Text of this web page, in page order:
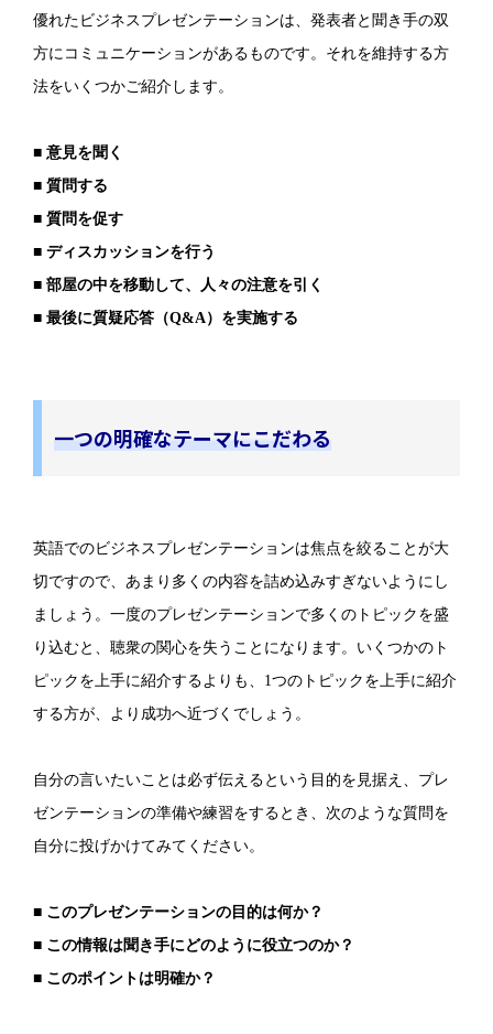
優れたビジネスプレゼンテーションは、発表者と聞き手の双
方にコミュニケーションがあるものです。それを維持する方
法をいくつかご紹介します。
■ 意見を聞く
■ 質問する
■ 質問を促す
■ ディスカッションを行う
■ 部屋の中を移動して、人々の注意を引く
■ 最後に質疑応答（Q&A）を実施する
一つの明確なテーマにこだわる
英語でのビジネスプレゼンテーションは焦点を絞ることが大
切ですので、あまり多くの内容を詰め込みすぎないようにし
ましょう。一度のプレゼンテーションで多くのトピックを盛
り込むと、聴衆の関心を失うことになります。いくつかのト
ピックを上手に紹介するよりも、1つのトピックを上手に紹介
する方が、より成功へ近づくでしょう。
自分の言いたいことは必ず伝えるという目的を見据え、プレ
ゼンテーションの準備や練習をするとき、次のような質問を
自分に投げかけてみてください。
■ このプレゼンテーションの目的は何か？
■ この情報は聞き手にどのように役立つのか？
■ このポイントは明確か？